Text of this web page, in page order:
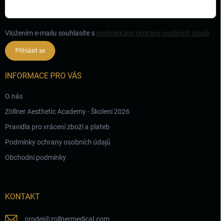
Vložením e-mailu souhlasíte s podmínkami ochrany osobních údajů
Přihlásit se
INFORMACE PRO VÁS
O nás
Zöllner Aesthetic Academy - Školení 2026
Pravidla pro vrácení zboží a plateb
Podmínky ochrany osobních údajů
Obchodní podmínky
KONTAKT
prodej@zollnermedical.com